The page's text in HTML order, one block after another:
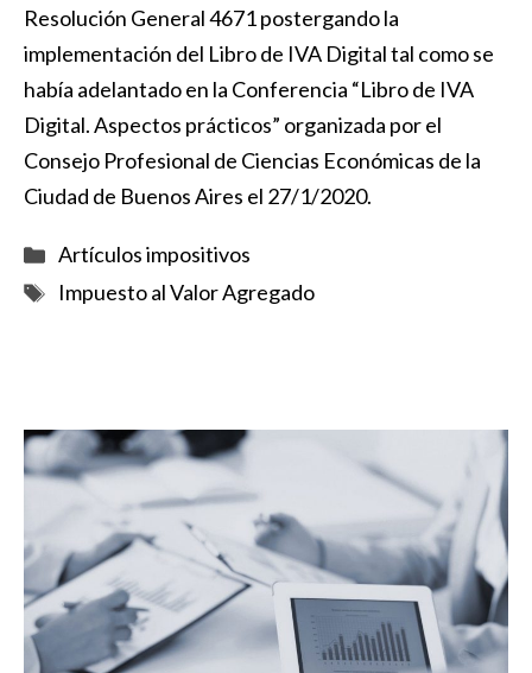
Resolución General 4671 postergando la
implementación del Libro de IVA Digital tal como se
había adelantado en la Conferencia “Libro de IVA
Digital. Aspectos prácticos” organizada por el
Consejo Profesional de Ciencias Económicas de la
Ciudad de Buenos Aires el 27/1/2020.
Categorías
Artículos impositivos
Etiquetas
Impuesto al Valor Agregado